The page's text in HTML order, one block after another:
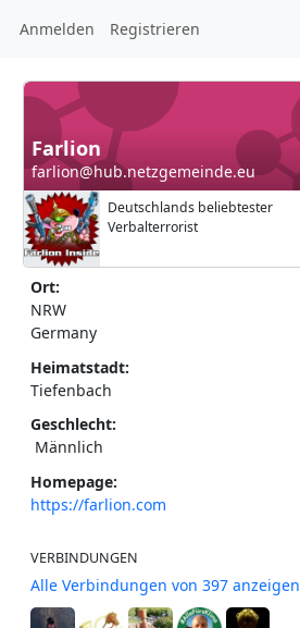
Anmelden Registrieren
Farlion
farlion@hub.netzgemeinde.eu
Deutschlands beliebtester
Verbalterrorist
Ort:
NRW
Germany
Heimatstadt:
Tiefenbach
Geschlecht:
Männlich
Homepage:
https://farlion.com
VERBINDUNGEN
Alle Verbindungen von 397 anzeigen